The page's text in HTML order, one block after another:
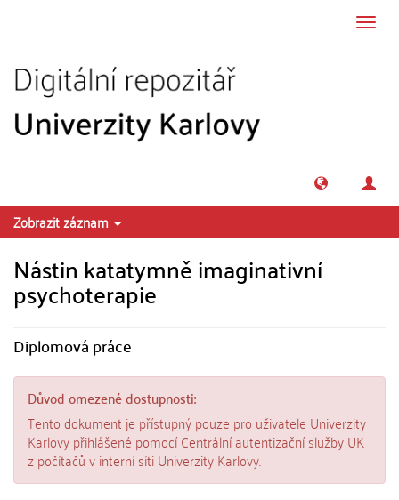
Zobrazit záznam
Nástin katatymně imaginativní
psychoterapie
Diplomová práce
Důvod omezené dostupnosti:
Tento dokument je přístupný pouze pro uživatele Univerzity
Karlovy přihlášené pomocí Centrální autentizační služby UK
z počítačů v interní síti Univerzity Karlovy.